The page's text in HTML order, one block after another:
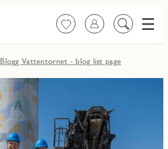
FavoriterLogga in
Sök
Meny
Blogg Vattentornet - blog list page